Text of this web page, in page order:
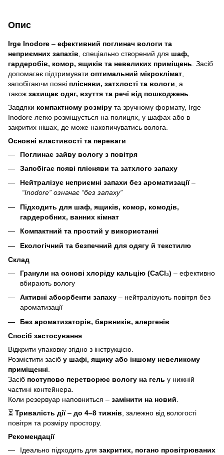
Опис
Irge Inodore – ефективний поглинач вологи та
неприємних запахів , спеціально створений для шаф,
гардеробів, комор, ящиків та невеликих приміщень . Засіб
допомагає підтримувати оптимальний мікроклімат
запобігаючи появі плісняви, затхлості та вологи , а
також захищає одяг, взуття та речі від пошкоджень
Завдяки компактному розміру та зручному формату, Irge
Inodore легко розміщується на полицях, у шафах або в
закритих нішах, де може накопичуватись волога.
Основні властивості та переваги
Поглинає зайву вологу з повітря
Запобігає появі плісняви та затхлого запаху
Нейтралізує неприємні запахи без ароматизації–
“Inodore” означає “без запаху”
Підходить для шаф, ящиків, комор, комодів,
гардеробних, ванних кімнат
Компактний та простий у використанні
Екологічний та безпечний для одягу й текстилю
Склад
Гранули на основі хлоріду кальцію (CaCl₂) – ефективно
вбирають вологу
Активні абсорбенти запаху – нейтралізують повітря без
ароматизації
Без ароматизаторів, барвників, алергенів
Спосіб застосування
Відкрити упаковку згідно з інструкцією.
Розмістити засіб у шафі, ящику або іншому невеликому
приміщенні
Засіб поступово перетворює вологу на гель у нижній
частині контейнера.
Коли резервуар наповниться – замінити на новий
⏳ Тривалість дії– до 4–8 тижнів , залежно від вологості
повітря та розміру простору.
Рекомендації
Ідеально підходить для закритих, погано провітрюваних